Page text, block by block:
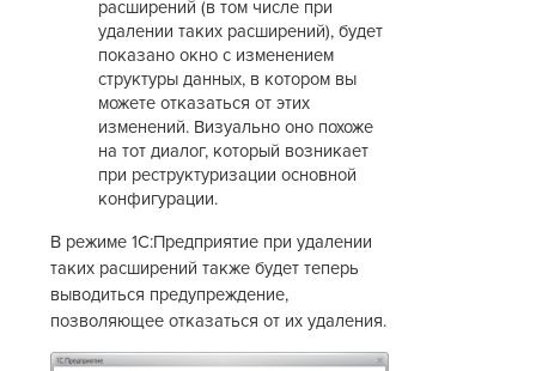
расширений (в том числе при
удалении таких расширений), будет
показано окно с изменением
структуры данных, в котором вы
можете отказаться от этих
изменений. Визуально оно похоже
на тот диалог, который возникает
при реструктуризации основной
конфигурации.
В режиме 1С:Предприятие при удалении
таких расширений также будет теперь
выводиться предупреждение,
позволяющее отказаться от их удаления.